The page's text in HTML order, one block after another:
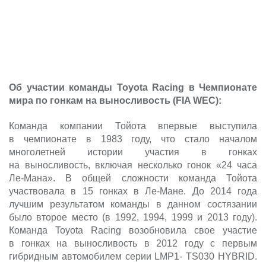
Об участии команды Toyota Racing в Чемпионате
мира по гонкам на выносливость (FIA WEC):
Команда компании Тойота впервые выступила
в чемпионате в 1983 году, что стало началом
многолетней истории участия в гонках
на выносливость, включая несколько гонок «24 часа
Ле-Мана». В общей сложности команда Тойота
участвовала в 15 гонках в Ле-Мане. До 2014 года
лучшим результатом команды в данном состязании
было второе место (в 1992, 1994, 1999 и 2013 году).
Команда Toyota Racing возобновила свое участие
в гонках на выносливость в 2012 году с первым
гибридным автомобилем серии LMP1- TS030 HYBRID.